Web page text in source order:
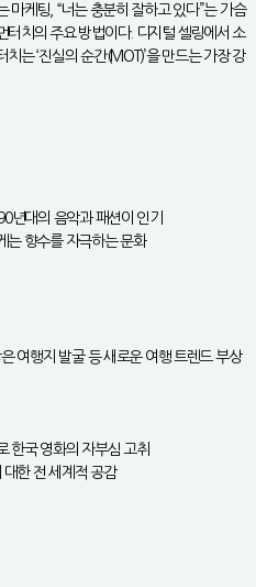
마케팅, “너는 충분히 잘하고 있다”는 가슴
치의 주요 방법이다. 디지털 셀링에서 소
는 ‘진실의 순간(MOT)’을 만드는 가장 강
년대의 음악과 패션이 인기
는 향수를 자극하는 문화
여행지 발굴 등 새로운 여행 트렌드 부상
한국 영화의 자부심 고취
한 전 세계적 공감